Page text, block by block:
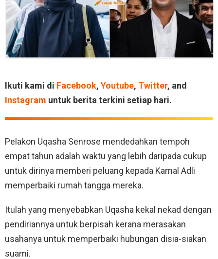
Ikuti kami di Facebook, Youtube, Twitter, and
Instagram untuk berita terkini setiap hari.
Pelakon Uqasha Senrose mendedahkan tempoh
empat tahun adalah waktu yang lebih daripada cukup
untuk dirinya memberi peluang kepada Kamal Adli
memperbaiki rumah tangga mereka.
Itulah yang menyebabkan Uqasha kekal nekad dengan
pendiriannya untuk berpisah kerana merasakan
usahanya untuk memperbaiki hubungan disia-siakan
suami.